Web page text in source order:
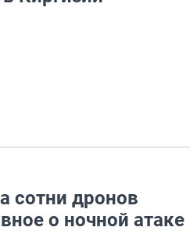
сотни дронов
о ночной атаке